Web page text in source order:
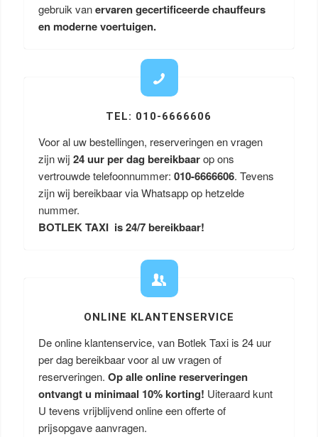
gebruik vanervaren gecertificeerde chauffeurs
en moderne voertuigen.
TEL: 010-6666606
Voor al uw bestellingen, reserveringen en vragen
zijn wij 24 uur per dag bereikbaarop ons
vertrouwde telefoonnummer: 010-6666606. Tevens
zijn wij bereikbaar via Whatsapp op hetzelde
nummer.
BOTLEK TAXI is 24/7 bereikbaar!
ONLINE KLANTENSERVICE
De online klantenservice, van Botlek Taxi is 24 uur
per dag bereikbaar voor al uw vragen of
reserveringen. Op alle online reserveringen
ontvangt u minimaal 10% korting! Uiteraard kunt
U tevens vrijblijvend online een offerte of
prijsopgave aanvragen.